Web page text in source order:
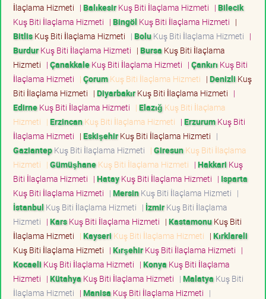
İlaçlama Hizmeti | BalıkesirKuş Biti İlaçlama Hizmeti | Bilecik
Kuş Biti İlaçlama Hizmeti | Bingöl Kuş Biti İlaçlama Hizmeti |
BitlisKuş Biti İlaçlama Hizmeti | BoluKuş Biti İlaçlama Hizmeti |
BurdurKuş Biti İlaçlama Hizmeti | Bursa Kuş Biti İlaçlama
Hizmeti | ÇanakkaleKuş Biti İlaçlama Hizmeti | Çankırı Kuş Biti
İlaçlama Hizmeti | ÇorumKuş Biti İlaçlama Hizmeti | Denizli Kuş
Biti İlaçlama Hizmeti | DiyarbakırKuş Biti İlaçlama Hizmeti |
EdirneKuş Biti İlaçlama Hizmeti | Elazığ Kuş Biti İlaçlama
Hizmeti | ErzincanKuş Biti İlaçlama Hizmeti | ErzurumKuş Biti
İlaçlama Hizmeti | EskişehirKuş Biti İlaçlama Hizmeti |
GaziantepKuş Biti İlaçlama Hizmeti | GiresunKuş Biti İlaçlama
Hizmeti | GümüşhaneKuş Biti İlaçlama Hizmeti | Hakkari Kuş
Biti İlaçlama Hizmeti | HatayKuş Biti İlaçlama Hizmeti | Isparta
Kuş Biti İlaçlama Hizmeti | MersinKuş Biti İlaçlama Hizmeti |
İstanbul Kuş Biti İlaçlama Hizmeti | İzmirKuş Biti İlaçlama
Hizmeti | KarsKuş Biti İlaçlama Hizmeti | KastamonuKuş Biti
İlaçlama Hizmeti | Kayseri Kuş Biti İlaçlama Hizmeti | Kırklareli
Kuş Biti İlaçlama Hizmeti | KırşehirKuş Biti İlaçlama Hizmeti |
Kocaeli Kuş Biti İlaçlama Hizmeti | Konya Kuş Biti İlaçlama
Hizmeti | Kütahya Kuş Biti İlaçlama Hizmeti | Malatya Kuş Biti
İlaçlama Hizmeti | Manisa Kuş Biti İlaçlama Hizmeti |